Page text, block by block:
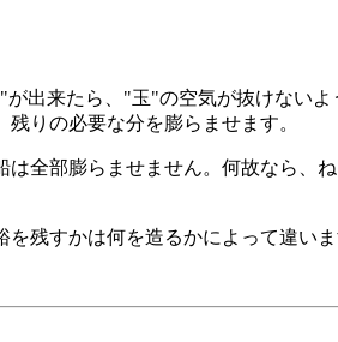
が出来たら、"玉"の空気が抜けない
残りの必要な分を膨らませます。
は全部膨らませません。何故なら、
を残すかは何を造るかによって違いま